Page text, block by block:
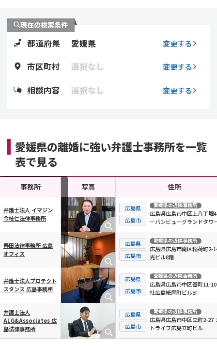
現在の検索条件
都道府県 愛媛県 変更する
市区町村 選択なし 変更する
相談内容 選択なし 変更する
愛媛県の離婚に強い弁護士事務所を一覧
表で見る
横スクロール可能
事務所 写真 住所
弁護士法人 イマジン
今枝仁法律事務所
広島県
広島市
愛媛県の近隣事務所
広島県広島市中区上八丁堀
ーバンビューグランドタワ
春田法律事務所 広島
オフィス
広島県
広島市
愛媛県の近隣事務所
広島県広島市南区稲荷町2-
光ビル8階
弁護士法人プロテクト
スタンス 広島事務所
広島県
広島市
愛媛県の近隣事務所
広島県広島市中区基町11-
社広島紙屋町ビル5F
弁護士法人
ALG&Associates 広
島法律事務所
広島県
広島市
愛媛県の近隣事務所
広島県広島市中区立町2-27
トライフ広島立町ビル